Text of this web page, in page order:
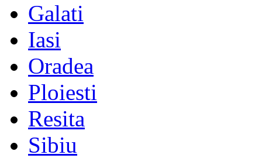
Galati
Iasi
Oradea
Ploiesti
Resita
Sibiu